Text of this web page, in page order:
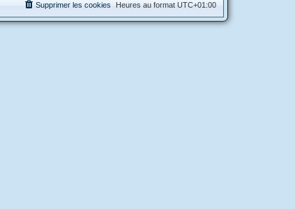
Heures au format UTC+01:00
Supprimer les cookies